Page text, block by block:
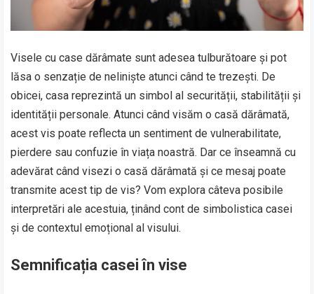
Visele cu case dărâmate sunt adesea tulburătoare și pot
lăsa o senzație de neliniște atunci când te trezești. De
obicei, casa reprezintă un simbol al securității, stabilității și
identității personale. Atunci când visăm o casă dărâmată,
acest vis poate reflecta un sentiment de vulnerabilitate,
pierdere sau confuzie în viața noastră. Dar ce înseamnă cu
adevărat când visezi o casă dărâmată și ce mesaj poate
transmite acest tip de vis? Vom explora câteva posibile
interpretări ale acestuia, ținând cont de simbolistica casei
și de contextul emoțional al visului.
Semnificația casei în vise